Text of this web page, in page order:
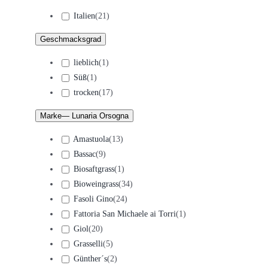
Italien(21)
Geschmacksgrad
lieblich(1)
Süß(1)
trocken(17)
Marke— Lunaria Orsogna
Amastuola(13)
Bassac(9)
Biosaftgrass(1)
Bioweingrass(34)
Fasoli Gino(24)
Fattoria San Michaele ai Torri(1)
Giol(20)
Grasselli(5)
Günther´s(2)